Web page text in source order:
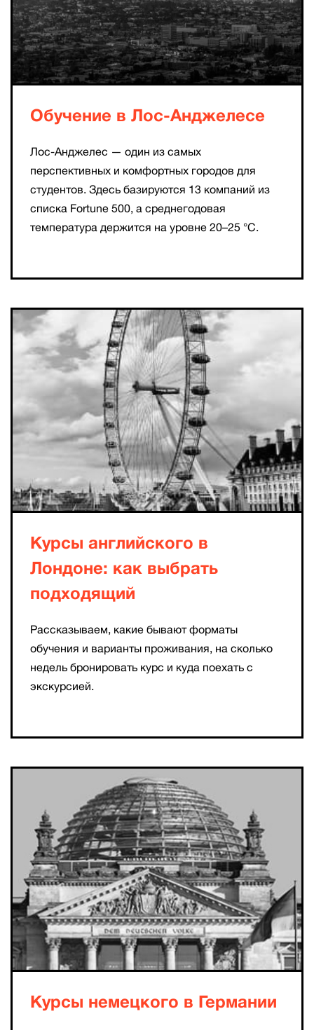
Обучение в Лос-Анджелесе
Лос-Анджелес — один из самых
перспективных и комфортных городов для
студентов. Здесь базируются 13 компаний из
списка Fortune 500, а среднегодовая
температура держится на уровне 20–25 °C.
Курсы английского в
Лондоне: как выбрать
подходящий
Рассказываем, какие бывают форматы
обучения и варианты проживания, на сколько
недель бронировать курс и куда поехать с
экскурсией.
Курсы немецкого в Германии